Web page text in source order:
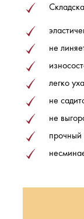
не
легко
не
не
прочный